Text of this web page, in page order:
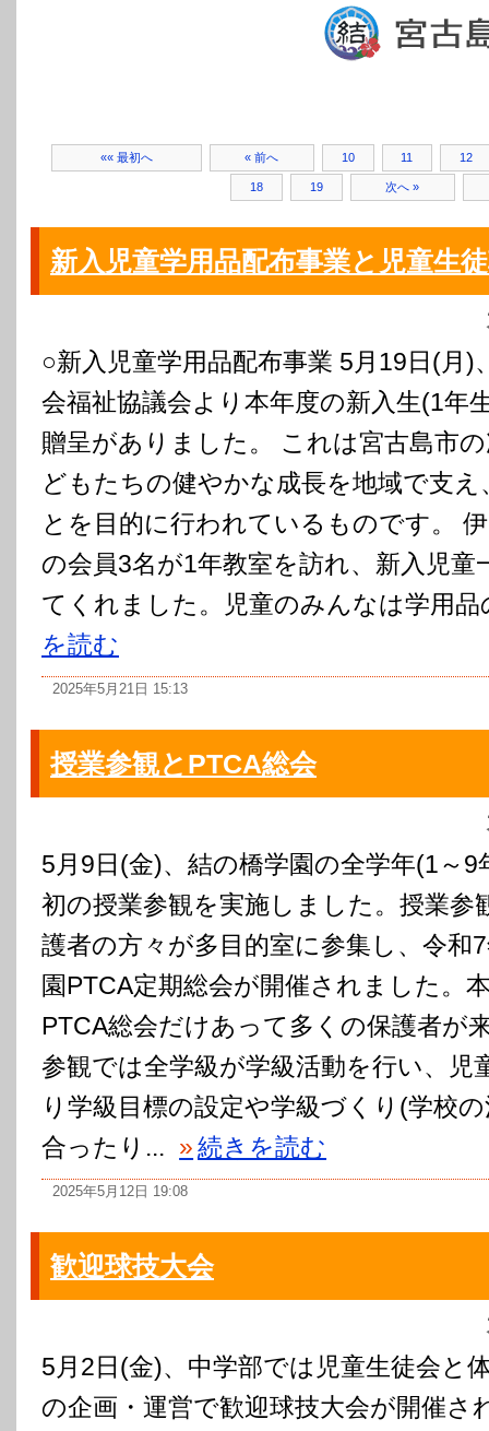
«« 最初へ « 前へ 10 11 12
18 19 次へ »
新入児童学用品配布事業と児童生
○新入児童学用品配布事業 5月19日(月)
会福祉協議会より本年度の新入生(1年
贈呈がありました。 これは宮古島市
どもたちの健やかな成長を地域で支
とを目的に行われているものです。
の会員3名が1年教室を訪れ、新入児童
てくれました。児童のみんなは学用品
を読む
2025年5月21日 15:13
授業参観とPTCA総会
5月9日(金)、結の橋学園の全学年(1～9
初の授業参観を実施しました。授業参
護者の方々が多目的室に参集し、令和
園PTCA定期総会が開催されました。
PTCA総会だけあって多くの保護者が
参観では全学級が学級活動を行い、児
り学級目標の設定や学級づくり(学校
合ったり... »続きを読む
2025年5月12日 19:08
歓迎球技大会
5月2日(金)、中学部では児童生徒会と
の企画・運営で歓迎球技大会が開催さ